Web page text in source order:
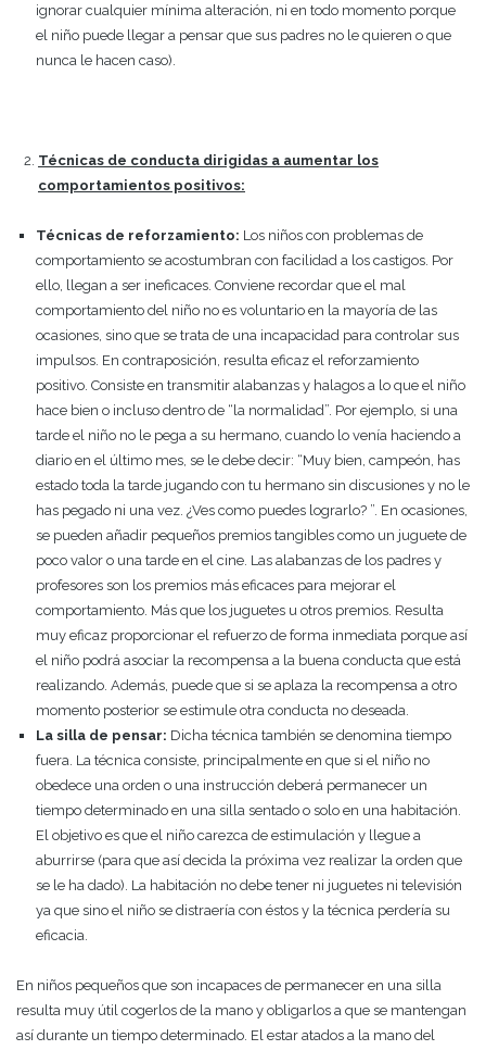
ignorar cualquier mínima alteración, ni en todo momento porque
el niño puede llegar a pensar que sus padres no le quieren o que
nunca le hacen caso).
Técnicas de conducta dirigidas a aumentar los
comportamientos positivos:
Técnicas de reforzamiento: Los niños con problemas de
comportamiento se acostumbran con facilidad a los castigos. Por
ello, llegan a ser ineficaces. Conviene recordar que el mal
comportamiento del niño no es voluntario en la mayoría de las
ocasiones, sino que se trata de una incapacidad para controlar sus
impulsos. En contraposición, resulta eficaz el reforzamiento
positivo. Consiste en transmitir alabanzas y halagos a lo que el niño
hace bien o incluso dentro de “la normalidad”. Por ejemplo, si una
tarde el niño no le pega a su hermano, cuando lo venía haciendo a
diario en el último mes, se le debe decir: “Muy bien, campeón, has
estado toda la tarde jugando con tu hermano sin discusiones y no le
has pegado ni una vez. ¿Ves como puedes lograrlo? ”. En ocasiones,
se pueden añadir pequeños premios tangibles como un juguete de
poco valor o una tarde en el cine. Las alabanzas de los padres y
profesores son los premios más eficaces para mejorar el
comportamiento. Más que los juguetes u otros premios. Resulta
muy eficaz proporcionar el refuerzo de forma inmediata porque así
el niño podrá asociar la recompensa a la buena conducta que está
realizando. Además, puede que si se aplaza la recompensa a otro
momento posterior se estimule otra conducta no deseada.
La silla de pensar: Dicha técnica también se denomina tiempo
fuera. La técnica consiste, principalmente en que si el niño no
obedece una orden o una instrucción deberá permanecer un
tiempo determinado en una silla sentado o solo en una habitación.
El objetivo es que el niño carezca de estimulación y llegue a
aburrirse (para que así decida la próxima vez realizar la orden que
se le ha dado). La habitación no debe tener ni juguetes ni televisión
ya que sino el niño se distraería con éstos y la técnica perdería su
eficacia.
En niños pequeños que son incapaces de permanecer en una silla
resulta muy útil cogerlos de la mano y obligarlos a que se mantengan
así durante un tiempo determinado. El estar atados a la mano del